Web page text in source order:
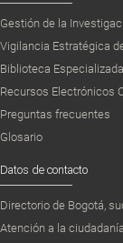
Gestión de la
Vigilancia Estratégica
Biblioteca Especializada
Recursos Electrónicos
Preguntas frecuentes
Glosario
Datos de contacto
Directorio de Bogotá,
Atención a la ciudadanía